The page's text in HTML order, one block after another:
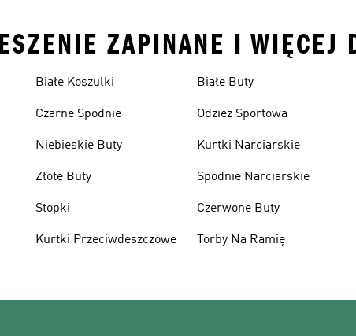
ZAPINANE I WIĘCEJ
Białe Koszulki
Czarne Spodnie
Niebieskie Buty
Złote Buty
Stopki
Kurtki Przeciwdeszczowe
Białe Buty
Odzież Sportowa
Kurtki Narciarskie
Spodnie Narciarskie
Czerwone Buty
Torby Na Ramię